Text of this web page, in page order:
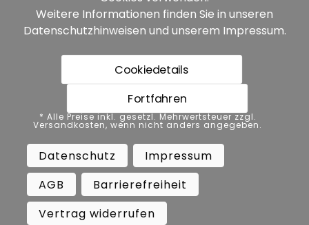
* Alle Preise inkl. gesetzl. Mehrwertsteuer zzgl.
Versandkosten, wenn nicht anders angegeben.
Datenschutz Impressum
Barrierefreiheit
Vertrag widerrufen
Widerrufsbelehrung
Weitere Informationen finden Sie in unseren
Datenschutzhinweisen und unserem Impressum.
Cookiedetails
Fortfahren
* Alle Preise inkl. gesetzl. Mehrwertsteuer zzgl.
Versandkosten, wenn nicht anders angegeben.
Datenschutz
Impressum
AGB
Barrierefreiheit
Vertrag widerrufen